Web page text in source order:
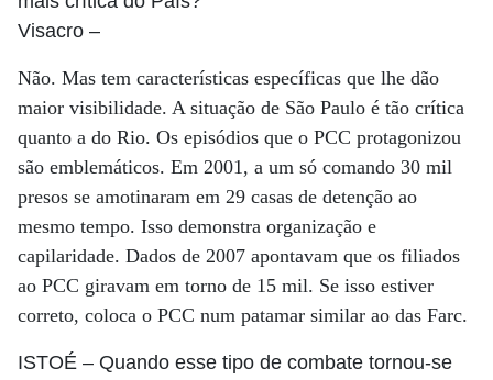
Visacro –
Não. Mas tem características específicas que lhe dão
maior visibilidade. A situação de São Paulo é tão crítica
quanto a do Rio. Os episódios que o PCC protagonizou
são emblemáticos. Em 2001, a um só comando 30 mil
presos se amotinaram em 29 casas de detenção ao
mesmo tempo. Isso demonstra organização e
capilaridade. Dados de 2007 apontavam que os filiados
ao PCC giravam em torno de 15 mil. Se isso estiver
correto, coloca o PCC num patamar similar ao das Farc.
ISTOÉ – Quando esse tipo de combate tornou-se